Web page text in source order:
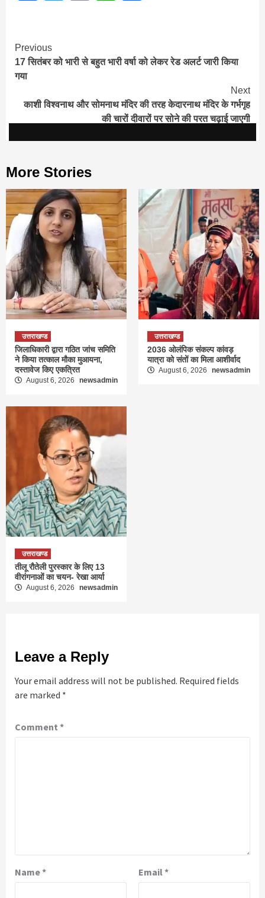
Continue
Reading
Previous
17 सितंबर को भारी से बहुत भारी वर्षा को लेकर रेड अलर्ट जारी किया
गया
Next
काशी विश्वनाथ और सोमनाथ मंदिर की तरह केदारनाथ मंदिर के गर्भगृह
की चारों दीवारों पर सोने की परत चढ़ाई जाएगी
More Stories
उत्तराखण्ड
जिलाधिकारी द्वारा गठित जांच समिति
ने किया तत्काल मौका मुआयना,
दस्तावेज किए एकत्रित
August 6, 2026 newsadmin
उत्तराखण्ड
2036 ओलंपिक संकल्प कांवड़
यात्रा को संतों का मिला आशीर्वाद
August 6, 2026 newsadmin
उत्तराखण्ड
तीलू रौतेली पुरस्कार के लिए 13
वीरांगनाओं का चयन- रेखा आर्या
August 6, 2026 newsadmin
Leave a Reply
Your email address will not be published. Required fields
are marked *
Comment *
Name* Email *